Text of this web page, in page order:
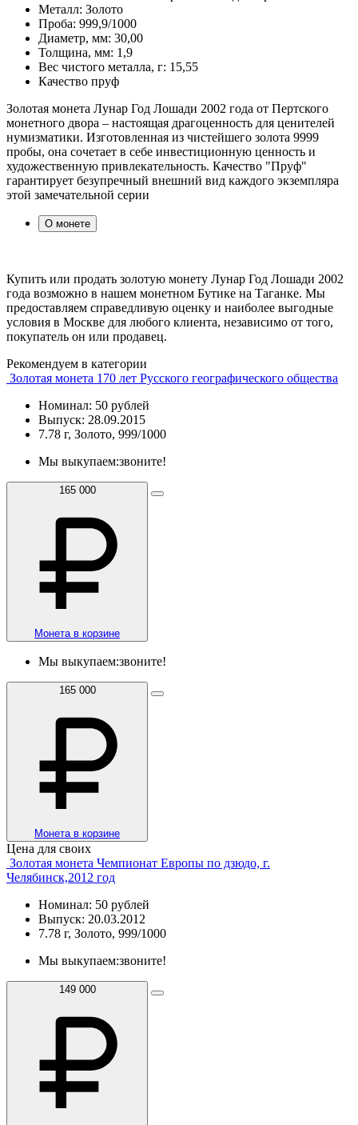
Металл: Золото
Проба: 999,9/1000
Диаметр, мм: 30,00
Толщина, мм: 1,9
Вес чистого металла, г: 15,55
Качество пруф
Золотая монета Лунар Год Лошади 2002 года от Пертского
монетного двора – настоящая драгоценность для ценителей
нумизматики. Изготовленная из чистейшего золота 9999
пробы, она сочетает в себе инвестиционную ценность и
художественную привлекательность. Качество "Пруф"
гарантирует безупречный внешний вид каждого экземпляра
этой замечательной серии
О монете
Купить или продать золотую монету Лунар Год Лошади 2002
года возможно в нашем монетном Бутике на Таганке. Мы
предоставляем справедливую оценку и наиболее выгодные
условия в Москве для любого клиента, независимо от того,
покупатель он или продавец.
Рекомендуем в категории
Золотая монета 170 лет Русского географического общества
Номинал: 50 рублей
Выпуск: 28.09.2015
7.78 г, Золото, 999/1000
Мы выкупаем:звоните!
165 000
Монета в корзине
Мы выкупаем:звоните!
165 000
Монета в корзине
Цена для своих
Золотая монета Чемпионат Европы по дзюдо, г.
Челябинск,2012 год
Номинал: 50 рублей
Выпуск: 20.03.2012
7.78 г, Золото, 999/1000
Мы выкупаем:звоните!
149 000